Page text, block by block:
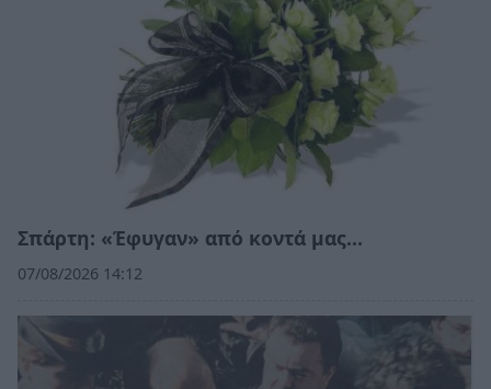
Σπάρτη: «Έφυγαν» από κοντά μας…
07/08/2026 14:12